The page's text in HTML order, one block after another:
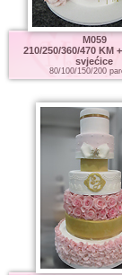
M059
210/250/360/470 KM
svjećice
80/100/150/200